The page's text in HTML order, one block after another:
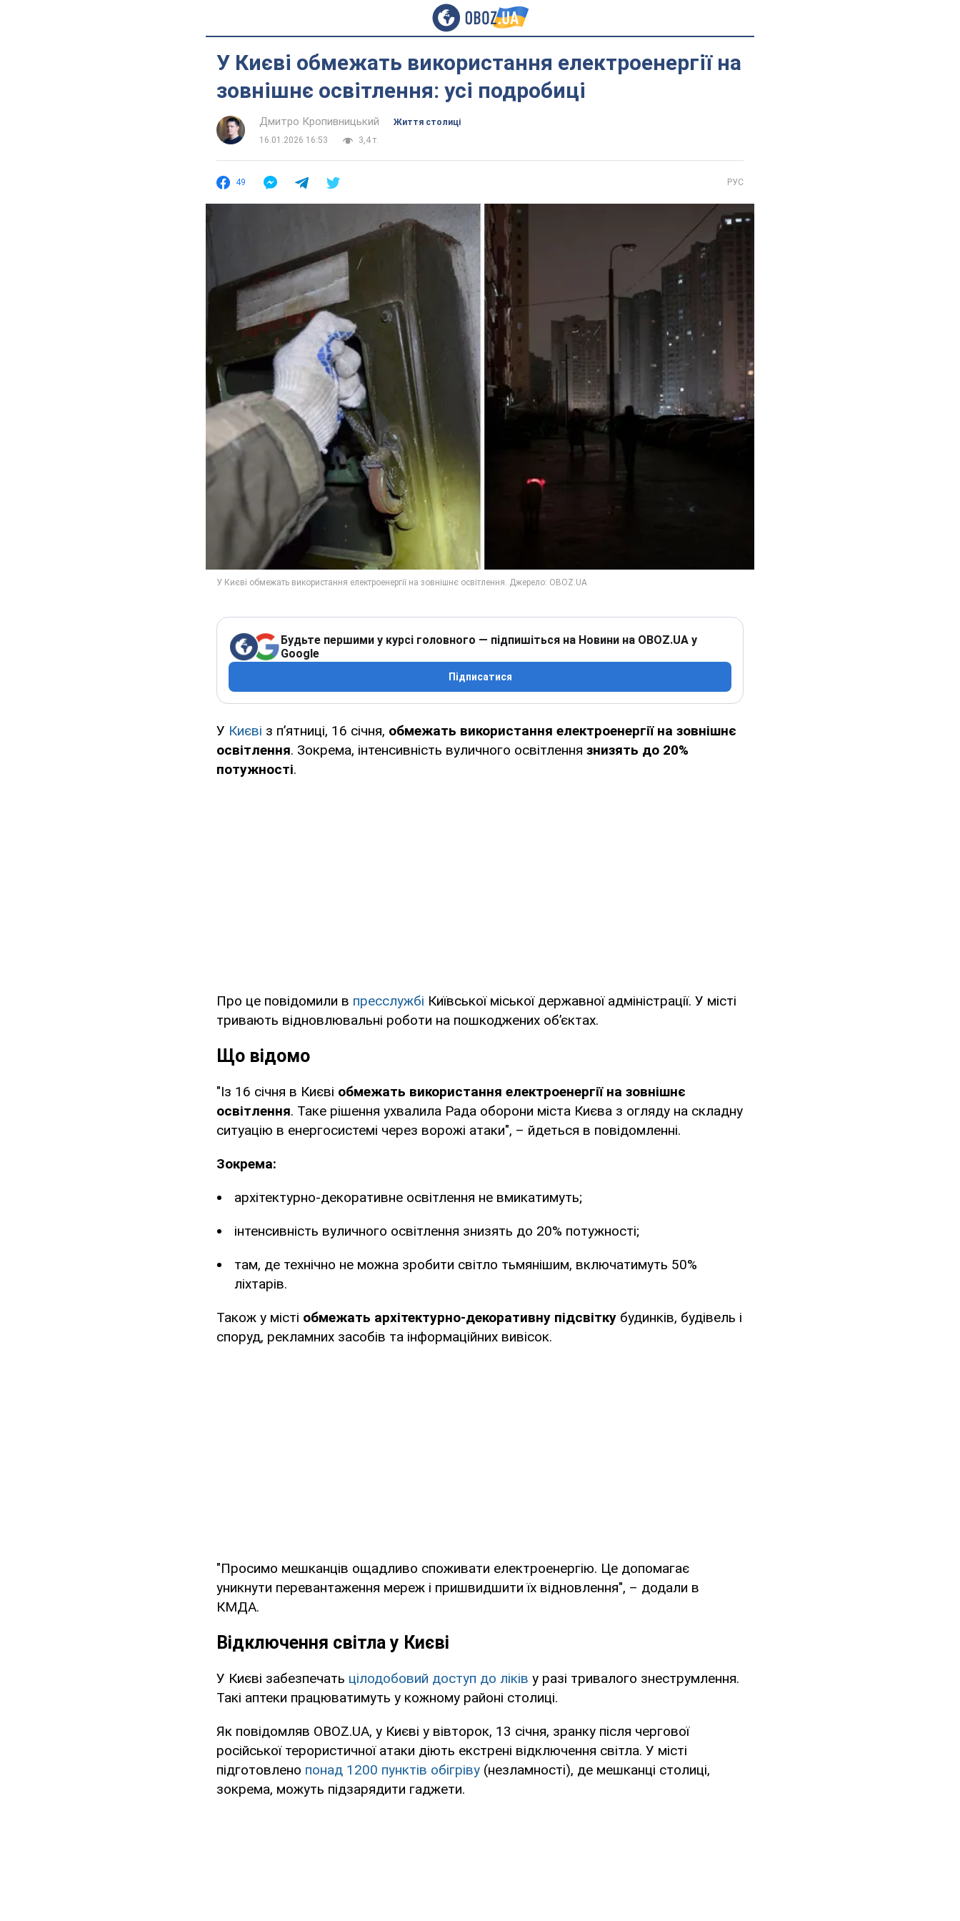
У Києві обмежать використання електроенергії на
зовнішнє освітлення: усі подробиці
Дмитро Кропивницький
Життя столиці
16.01.2026 16:53
3,4 т.
49 РУС
Будьте першими у курсі головного — підпишіться на Новини на OBOZ.UA у
Google
Підписатися
У Києві з п’ятниці, 16 січня, обмежать використання електроенергії на зовнішнє
освітлення. Зокрема, інтенсивність вуличного освітлення знизять до 20%
потужності.
Про це повідомили в пресслужбі Київської міської державної адміністрації. У місті
тривають відновлювальні роботи на пошкоджених об’єктах.
Що відомо
"Із 16 січня в Києві обмежать використання електроенергії на зовнішнє
освітлення. Таке рішення ухвалила Рада оборони міста Києва з огляду на складну
ситуацію в енергосистемі через ворожі атаки", – йдеться в повідомленні.
Зокрема:
архітектурно-декоративне освітлення не вмикатимуть;
інтенсивність вуличного освітлення знизять до 20% потужності;
там, де технічно не можна зробити світло тьмянішим, включатимуть 50%
ліхтарів.
Також у місті обмежать архітектурно-декоративну підсвітку будинків, будівель і
споруд, рекламних засобів та інформаційних вивісок.
"Просимо мешканців ощадливо споживати електроенергію. Це допомагає
уникнути перевантаження мереж і пришвидшити їх відновлення", – додали в
КМДА.
Відключення світла у Києві
У Києві забезпечать цілодобовий доступ до ліків у разі тривалого знеструмлення.
Такі аптеки працюватимуть у кожному районі столиці.
Як повідомляв OBOZ.UA, у Києві у вівторок, 13 січня, зранку після чергової
російської терористичної атаки діють екстрені відключення світла. У місті
підготовлено понад 1200 пунктів обігріву (незламності), де мешканці столиці,
зокрема, можуть підзарядити гаджети.